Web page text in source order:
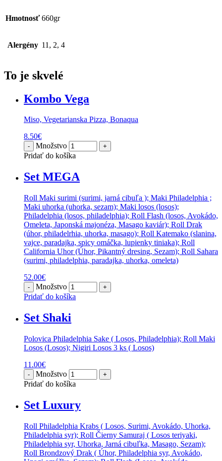
Hmotnosť 660gr
Alergény 11, 2, 4
To je skvelé
Kombo Vega
Miso, Vegetarianska Pizza, Bonaqua
8.50€
Množstvo
Pridať do košíka
Set MEGA
Roll Maki surimi (surimi, jarná cibuľa ); Maki Philadelphia ;
Maki uhorka (uhorka, sezam); Maki losos (losos);
Philadelphia (losos, philadelphia); Roll Flash (losos, Avokádo,
Omeleta, Japonská majonéza, Masago kaviár); Roll Drak
(úhor, philadelrhia, uhorka, masago); Roll Katemako (slanina,
vajce, paradajka, spicy omáčka, lupienky tiniaka); Roll
California Uhor (Úhor, Pikantný dresing, Sezam); Roll Sahara
(surimi, philadelphia, paradajka, uhorka, omeleta)
52.00€
Množstvo
Pridať do košíka
Set Shaki
Polovica Philadelphia Sake ( Losos, Philadelphia); Roll Maki
Losos (Losos); Nigiri Losos 3 ks ( Losos)
11.00€
Množstvo
Pridať do košíka
Set Luxury
Roll Philadelphia Krabs ( Losos, Surimi, Avokádo, Uhorka,
Philadelphia syr); Roll Čierny Samuraj ( Losos teriyaki,
Philadelphia syr, Uhorka, Jarná cibuľka, Masago, Sezam);
Roll Brondzový Drak ( Úhor, Philadelphia syr, Avokádo,